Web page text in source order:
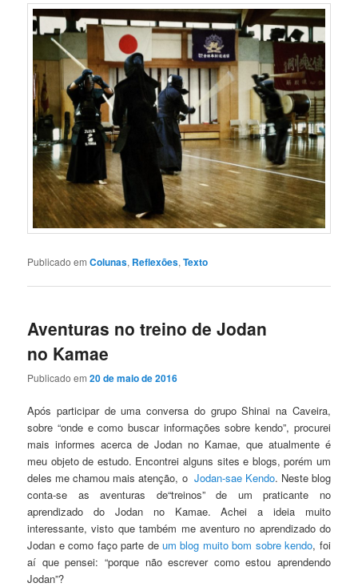
Publicado em Colunas, Reflexões,Texto
Aventuras no treino de Jodan
no Kamae
Publicado em20 de maio de 2016
Após participar de uma conversa do grupo Shinai na Caveira,
sobre “onde e como buscar informações sobre kendo”, procurei
mais informes acerca de Jodan no Kamae, que atualmente é
meu objeto de estudo. Encontrei alguns sites e blogs, porém um
deles me chamou mais atenção, o Jodan-sae Kendo. Neste blog
conta-se as aventuras de“treinos” de um praticante no
aprendizado do Jodan no Kamae. Achei a ideia muito
interessante, visto que também me aventuro no aprendizado do
Jodan e como faço parte de um blog muito bom sobre kendo, foi
aí que pensei: “porque não escrever como estou aprendendo
Jodan”?